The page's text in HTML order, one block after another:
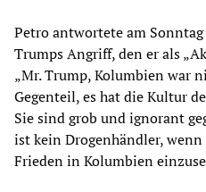
Petro antwortete am
Trumps Angriff, den er als
„Mr. Trump, Kolumbien war
Gegenteil, es hat die Kultur
Sie sind grob und ignorant
ist kein Drogenhändler,
Frieden in Kolumbien